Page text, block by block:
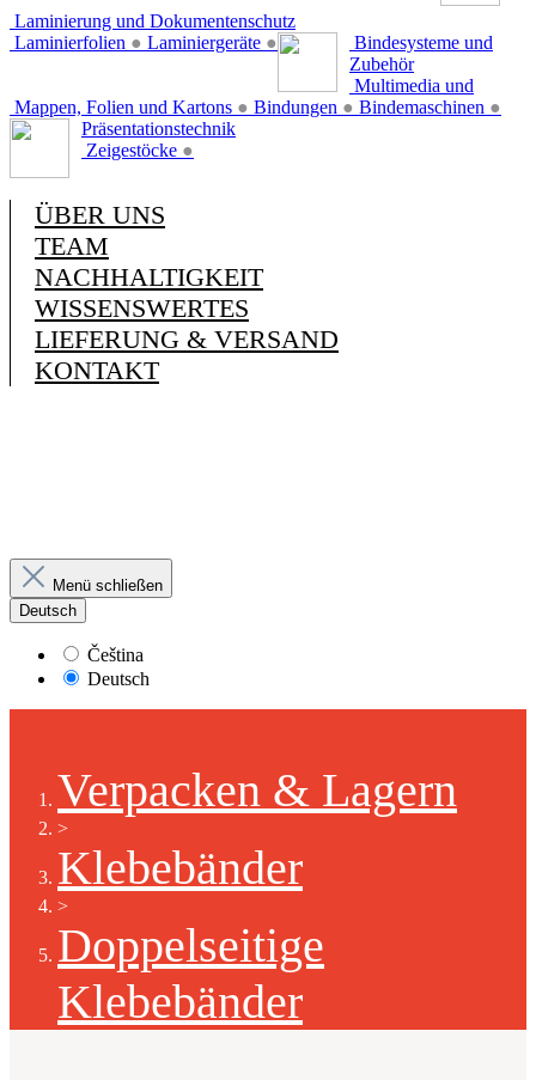
Laminierung und Dokumentenschutz
Laminierfolien ● Laminiergeräte ●
Bindesysteme und
Zubehör
Mappen, Folien und Kartons ● Bindungen ● Bindemaschinen ●
Multimedia und
Präsentationstechnik
Zeigestöcke ●
ÜBER UNS
TEAM
NACHHALTIGKEIT
WISSENSWERTES
LIEFERUNG & VERSAND
KONTAKT
Menü schließen
Deutsch
Čeština
Deutsch
Verpacken & Lagern
>
Klebebänder
>
Doppelseitige
Klebebänder